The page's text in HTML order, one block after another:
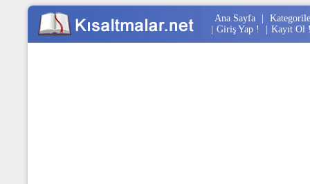
Ana Sayfa
Giriş Yap ! Kayıt Ol